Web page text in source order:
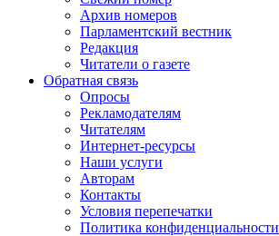
Архив номеров
Парламентский вестник
Редакция
Читатели о газете
Обратная связь
Опросы
Рекламодателям
Читателям
Интернет-ресурсы
Наши услуги
Авторам
Контакты
Условия перепечатки
Политика конфиденциальности